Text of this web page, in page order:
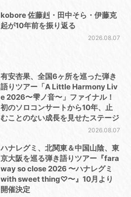
kobore 佐藤赳・田中そら・伊藤克
起が10年前を振り返る
2026.08.07
有安杏果、全国6ヶ所を巡った弾き
語りツアー「A Little Harmony Liv
e 2026〜雫ノ音〜」ファイナル！
初のソロコンサートから10年、止
むことのない成長を見せたステージ
2026.08.07
ハナレグミ、北関東＆中国山陰、東
京大阪を巡る弾き語りツアー『fara
way so close 2026 〜ハナレグミ
with sweet thing♡〜』10月より
開催決定